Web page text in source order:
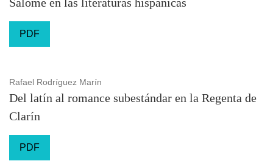
PDF
Rafael Rodríguez Marín
Del latín al romance subestándar en la Regenta de
Clarín
PDF